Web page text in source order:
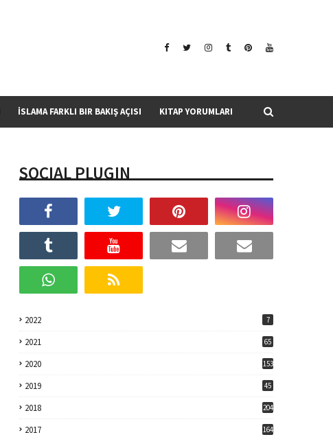
İSLAMA FARKLI BIR BAKIŞ AÇISI KITAP YORUMLARI
SOCIAL PLUGIN
2022 7
2021 65
2020 153
2019 45
2018 204
2017 164